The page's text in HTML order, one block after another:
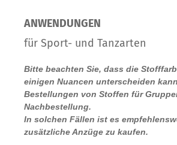
ANWENDUNGEN
für Sport- und Tanzarten
Bitte beachten Sie, dass die
einigen Nuancen unterscheiden
Bestellungen von Stoffen für
Nachbestellung.
In solchen Fällen ist es
zusätzliche Anzüge zu kaufen.